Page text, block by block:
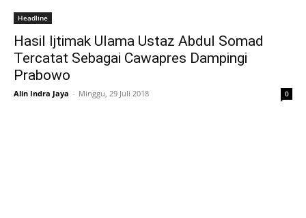
Headline
Hasil Ijtimak Ulama Ustaz Abdul Somad
Tercatat Sebagai Cawapres Dampingi
Prabowo
Alin Indra Jaya - Minggu, 29 Juli 2018 0